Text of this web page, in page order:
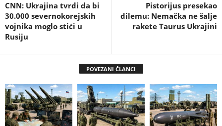
CNN: Ukrajina tvrdi da bi
30.000 severnokorejskih
vojnika moglo stići u
Rusiju
Pistorijus presekao
dilemu: Nemačka ne šalje
rakete Taurus Ukrajini
POVEZANI ČLANCI